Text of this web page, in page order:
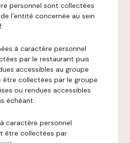
personnel sont collectées
l’entité concernée au sein
à caractère personnel
par le restaurant puis
accessibles au groupe
être collectées par le groupe
ou rendues accessibles
échéant.
caractère personnel
être collectées par